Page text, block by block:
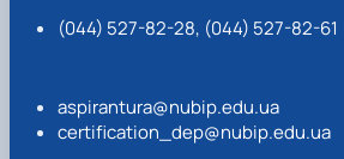
(044) 527-82-28, (044) 527-82-61
aspirantura@nubip.edu.ua
certification_dep@nubip.edu.ua